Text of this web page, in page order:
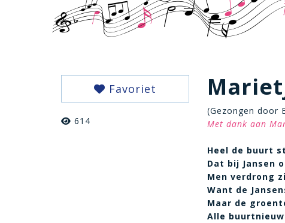
Favoriet
614
(Gezongen door
Met dank aan
Heel de buurt
Dat bij Jansen
Men verdrong
Want de
Maar de
Alle